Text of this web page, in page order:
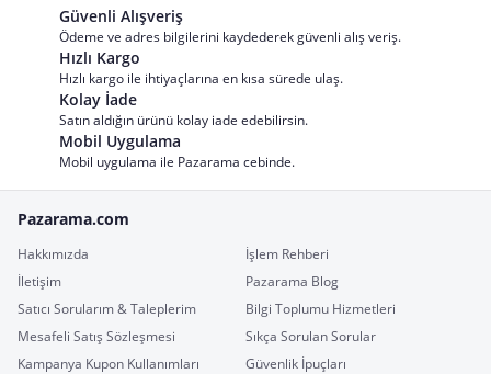
Güvenli Alışveriş
Ödeme ve adres bilgilerini kaydederek güvenli alış veriş.
Hızlı Kargo
Hızlı kargo ile ihtiyaçlarına en kısa sürede ulaş.
Kolay İade
Satın aldığın ürünü kolay iade edebilirsin.
Mobil Uygulama
Mobil uygulama ile Pazarama cebinde.
Pazarama.com
Hakkımızda
İşlem Rehberi
İletişim
Pazarama Blog
Satıcı Sorularım & Taleplerim
Bilgi Toplumu Hizmetleri
Mesafeli Satış Sözleşmesi
Sıkça Sorulan Sorular
Kampanya Kupon Kullanımları
Güvenlik İpuçları